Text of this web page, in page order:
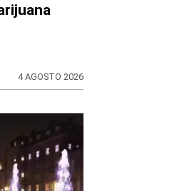
4 AGOSTO 2026